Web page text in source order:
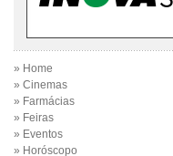
» Home
» Cinemas
» Farmácias
» Feiras
» Eventos
» Horóscopo